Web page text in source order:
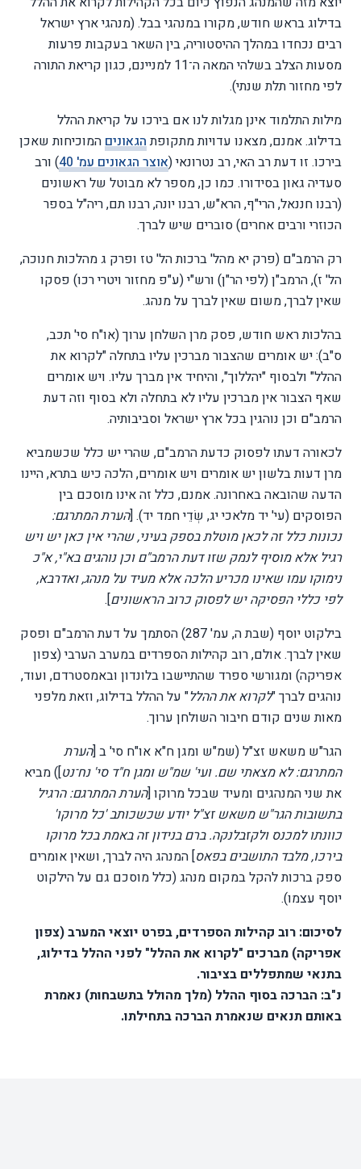
בדילוג בראש חודש, מקורו במנהגי בבל. (מנהגי ארץ ישראל
רבים נכחדו במהלך ההיסטוריה, בין השאר בעקבות פרעות
מסעות הצלב בשלהי המאה ה־11 למניינם, כגון קריאת התורה
לפי מחזור תלת שנתי).
מילות התלמוד אינן מגלות לנו אם בירכו על קריאת ההלל
בדילוג. אמנם, מצאנו עדויות מתקופתהגאוניםהמוכיחות שאכן
בירכו. זו דעת רב האי, רב נטרונאי (אוצר הגאונים עמ' 40
) ורב
סעדיה גאון בסידורו. כמו כן, מספר לא מבוטל של ראשונים
(רבנו חננאל, הרי"ף, הרא"ש, רבנו יונה, רבנו תם, ריה"ל בספר
הכוזרי ורבים אחרים) סוברים שיש לברך.
רק הרמב"ם (פרק יא מהל' ברכות הל' טז ופרק ג מהלכות חנוכה,
הל' ז), הרמב"ן (לפי הר"ן) ורש"י (ע"פ מחזור ויטרי רכו) פסקו
שאין לברך, משום שאין לברך על מנהג.
בהלכות ראש חודש, פסק מרן השלחן ערוך (או"ח סי' תכב,
ס"ב): יש אומרים שהצבור מברכין עליו בתחלה "לקרוא את
ההלל" ולבסוף "יהללוך", והיחיד אין מברך עליו. ויש אומרים
שאף הצבור אין מברכין עליו לא בתחלה ולא בסוף וזה דעת
הרמב"ם וכן נוהגין בכל ארץ ישראל וסביבותיה.
לכאורה דעתו לפסוק כדעת הרמב"ם, שהרי יש כלל שכשמביא
מרן דעות בלשון יש אומרים ויש אומרים, הלכה כיש בתרא, היינו
הדעה שהובאה באחרונה. אמנם, כלל זה אינו מוסכם בין
הפוסקים (עי' יד מלאכי יג, שְׂדֵי חמד יד). [הערת המתרגם:
נכונות כלל זה לכאן מוטלת בספק בעיני, שהרי אין כאן יש ויש
רגיל אלא מוסיף לנמק שזו דעת הרמב"ם וכן נוהגים בא"י, א"כ
נימוקו עמו שאינו מכריע הלכה אלא מעיד על מנהג, ואדרבא,
לפי כללי הפסיקה יש לפסוק כרוב הראשונים].
בילקוט יוסף (שבת ה, עמ' 287) הסתמך על דעת הרמב"ם ופסק
שאין לברך. אולם, רוב קהילות הספרדים במערב הערבי (צפון
אפריקה) ומגורשי ספרד שהתיישבו בלונדון ובאמסטרדם, ועוד,
נוהגים לברך "לקרוא את ההלל" על ההלל בדילוג, וזאת מלפני
מאות שנים קודם חיבור השולחן ערוך.
הגר"ש משאש זצ"ל (שמ"ש ומגן ח"א או"ח סי' ב [הערת
המתרגם: לא מצאתי שם. ועי' שמ"ש ומגן ח"ד סי' נח־נט]) מביא
את שני המנהגים ומעיד שבכל מרוקו [הערת המתרגם: הרגיל
בתשובות הגר"ש משאש זצ"ל יודע שכשכותב 'כל מרוקו'
כוונתו למכנס ולקזבלנקה. ברם בנידון זה באמת בכל מרוקו
בירכו, מלבד התושבים בפאס] המנהג היה לברך, ושאין אומרים
ספק ברכות להקל במקום מנהג (כלל מוסכם גם על הילקוט
יוסף עצמו).
לסיכום: רוב קהילות הספרדים, בפרט יוצאי המערב (צפון
אפריקה) מברכים "לקרוא את ההלל" לפני ההלל בדילוג,
בתנאי שמתפללים בציבור.
נ"ב: הברכה בסוף ההלל (מלך מהולל בתשבחות) נאמרת
באותם תנאים שנאמרת הברכה בתחילתו.